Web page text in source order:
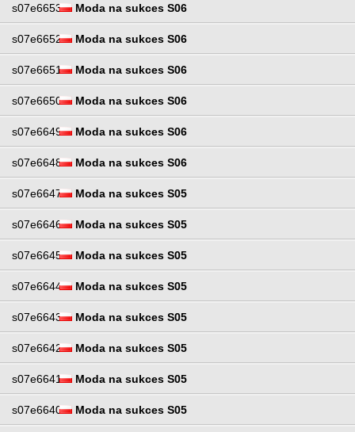
s07e6653 Moda na sukces S06
s07e6652 Moda na sukces S06
s07e6651 Moda na sukces S06
s07e6650 Moda na sukces S06
s07e6649 Moda na sukces S06
s07e6648 Moda na sukces S06
s07e6647 Moda na sukces S05
s07e6646 Moda na sukces S05
s07e6645 Moda na sukces S05
s07e6644 Moda na sukces S05
s07e6643 Moda na sukces S05
s07e6642 Moda na sukces S05
s07e6641 Moda na sukces S05
s07e6640 Moda na sukces S05